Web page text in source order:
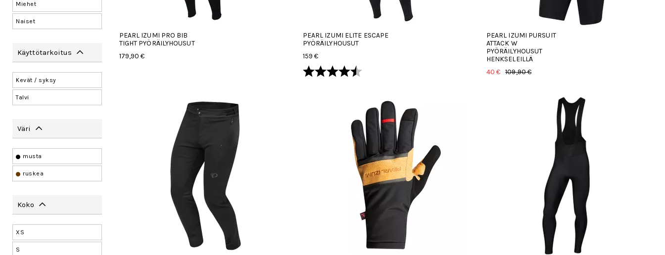
Miehet
Naiset
Käyttötarkoitus
Kevät / syksy
Talvi
Väri
musta
ruskea
Koko
XS
S
PEARL IZUMI PRO BIB
TIGHT PYÖRÄILYHOUSUT
179,90 €
PEARL IZUMI ELITE ESCAPE
PYÖRÄILYHOUSUT
159 €
Arvio: 4.5 5:sta tähdestä
PEARL IZUMI PURSUIT
ATTACK W
PYÖRÄILYHOUSUT
HENKSELEILLÄ
40 €
109,90 €